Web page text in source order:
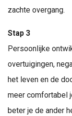
zachte overgang.
Stap 3
Persoonlijke
overtuigingen,
het leven en de
meer comfortabel
beter je de ander